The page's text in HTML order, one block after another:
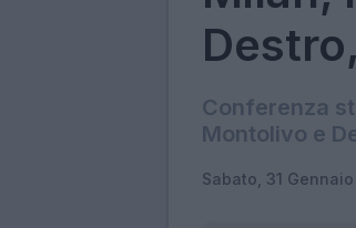
Conferenza
Montolivo e
Sabato, 31